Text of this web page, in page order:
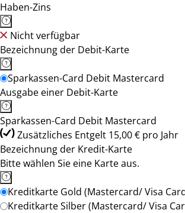
Haben-Zins
Nicht verfügbar
Bezeichnung der Debit-Karte
Sparkassen-Card Debit Mastercard
Ausgabe einer Debit-Karte
Sparkassen-Card Debit Mastercard
Zusätzliches Entgelt 15,00 € pro Jahr
Bezeichnung der Kredit-Karte
Bitte wählen Sie eine Karte aus.
Kreditkarte Gold (Mastercard/ Visa
Kreditkarte Silber (Mastercard/ Visa